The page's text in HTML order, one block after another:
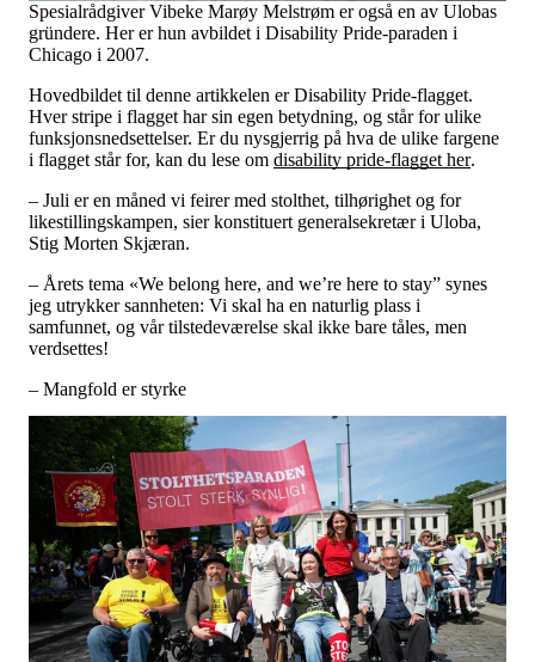
Spesialrådgiver Vibeke Marøy Melstrøm er også en av Ulobas
gründere. Her er hun avbildet i Disability Pride-paraden i
Chicago i 2007.
Hovedbildet til denne artikkelen er Disability Pride-flagget.
Hver stripe i flagget har sin egen betydning, og står for ulike
funksjonsnedsettelser. Er du nysgjerrig på hva de ulike fargene
i flagget står for, kan du lese om disability pride-flagget her.
– Juli er en måned vi feirer med stolthet, tilhørighet og for
likestillingskampen, sier konstituert generalsekretær i Uloba,
Stig Morten Skjæran.
– Årets tema «We belong here, and we’re here to stay” synes
jeg utrykker sannheten: Vi skal ha en naturlig plass i
samfunnet, og vår tilstedeværelse skal ikke bare tåles, men
verdsettes!
– Mangfold er styrke